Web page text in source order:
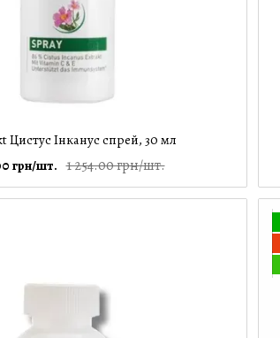
Цистус Інканус спрей, 30 мл
1 254.00 грн/шт.
грн/шт.